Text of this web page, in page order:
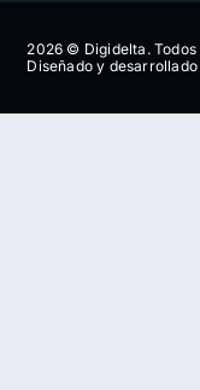
2026 © Digidelta.
Diseñado y